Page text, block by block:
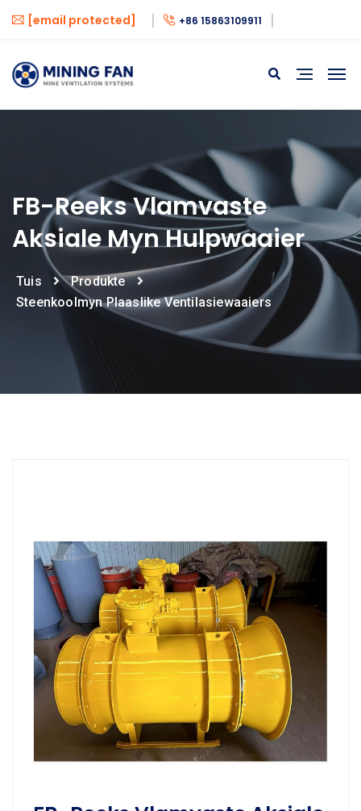
[email protected] +86 15863109911
FB-Reeks Vlamvaste
Aksiale Myn Hulpwaaier
Tuis
Produkte
Steenkoolmyn Plaaslike Ventilasiewaaiers